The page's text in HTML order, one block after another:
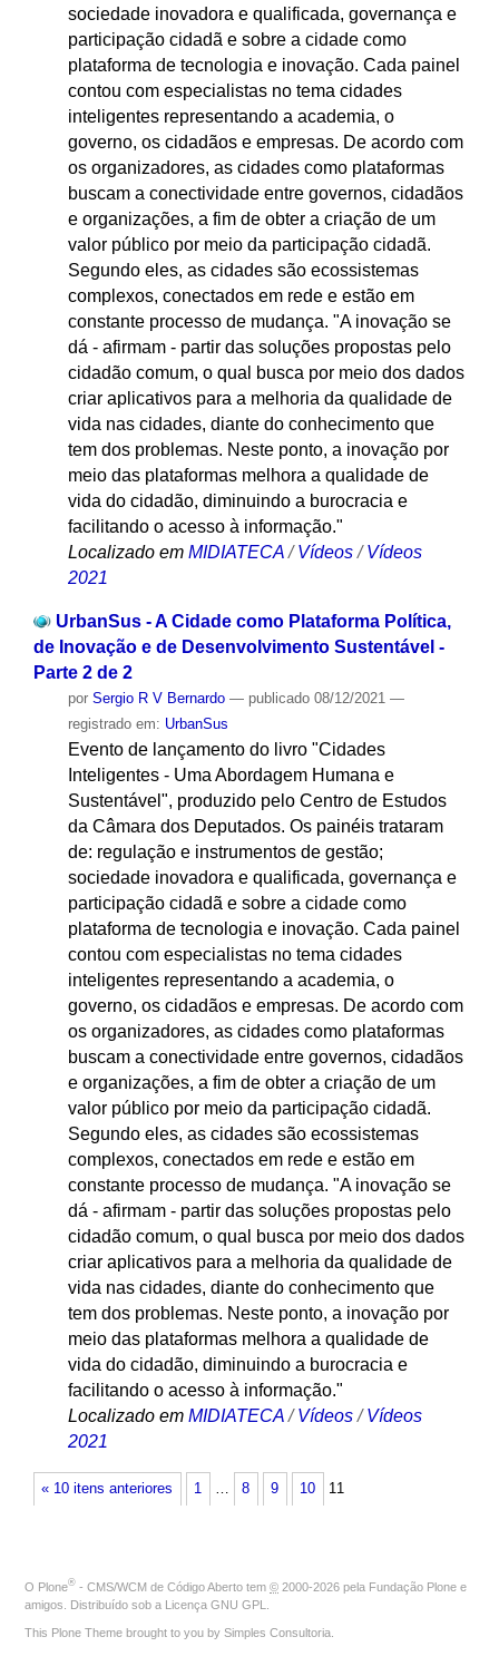
sociedade inovadora e qualificada, governança e
participação cidadã e sobre a cidade como
plataforma de tecnologia e inovação. Cada painel
contou com especialistas no tema cidades
inteligentes representando a academia, o
governo, os cidadãos e empresas. De acordo com
os organizadores, as cidades como plataformas
buscam a conectividade entre governos, cidadãos
e organizações, a fim de obter a criação de um
valor público por meio da participação cidadã.
Segundo eles, as cidades são ecossistemas
complexos, conectados em rede e estão em
constante processo de mudança. "A inovação se
dá - afirmam - partir das soluções propostas pelo
cidadão comum, o qual busca por meio dos dados
criar aplicativos para a melhoria da qualidade de
vida nas cidades, diante do conhecimento que
tem dos problemas. Neste ponto, a inovação por
meio das plataformas melhora a qualidade de
vida do cidadão, diminuindo a burocracia e
facilitando o acesso à informação."
Localizado em MIDIATECA /Vídeos /Vídeos
2021
UrbanSus - A Cidade como Plataforma Política,
de Inovação e de Desenvolvimento Sustentável -
Parte 2 de 2
por Sergio R V Bernardo — publicado08/12/2021 —
registrado em: UrbanSus
Evento de lançamento do livro "Cidades
Inteligentes - Uma Abordagem Humana e
Sustentável", produzido pelo Centro de Estudos
da Câmara dos Deputados. Os painéis trataram
de: regulação e instrumentos de gestão;
sociedade inovadora e qualificada, governança e
participação cidadã e sobre a cidade como
plataforma de tecnologia e inovação. Cada painel
contou com especialistas no tema cidades
inteligentes representando a academia, o
governo, os cidadãos e empresas. De acordo com
os organizadores, as cidades como plataformas
buscam a conectividade entre governos, cidadãos
e organizações, a fim de obter a criação de um
valor público por meio da participação cidadã.
Segundo eles, as cidades são ecossistemas
complexos, conectados em rede e estão em
constante processo de mudança. "A inovação se
dá - afirmam - partir das soluções propostas pelo
cidadão comum, o qual busca por meio dos dados
criar aplicativos para a melhoria da qualidade de
vida nas cidades, diante do conhecimento que
tem dos problemas. Neste ponto, a inovação por
meio das plataformas melhora a qualidade de
vida do cidadão, diminuindo a burocracia e
facilitando o acesso à informação."
Localizado em MIDIATECA /Vídeos /Vídeos
2021
« 10 itens anteriores 1 … 8 9 10 11
O Plone® - CMS/WCM de Código Aberto tem © 2000-2026 pela Fundação Plone e
amigos. Distribuído sob a Licença GNU GPL
This Plone Theme brought to you by Simples Consultoria